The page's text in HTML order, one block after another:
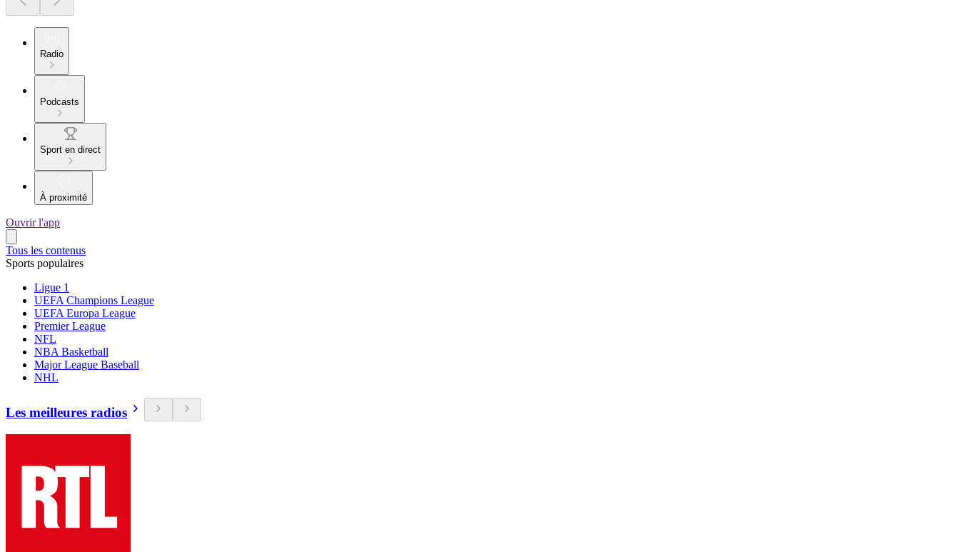
Radio
Podcasts
Sport en direct
À proximité
Ouvrir l'app
Tous les contenus
Sports populaires
Ligue 1
UEFA Champions League
UEFA Europa League
Premier League
NFL
NBA Basketball
Major League Baseball
NHL
Les meilleures radios